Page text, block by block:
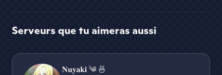
Serveurs que tu aimeras aussi
𝐍𝐮𝐲𝐚𝐤𝐢 ༄ 🍜
𝐍𝐮𝐲𝐚𝐤𝐢 ༄ 🍜